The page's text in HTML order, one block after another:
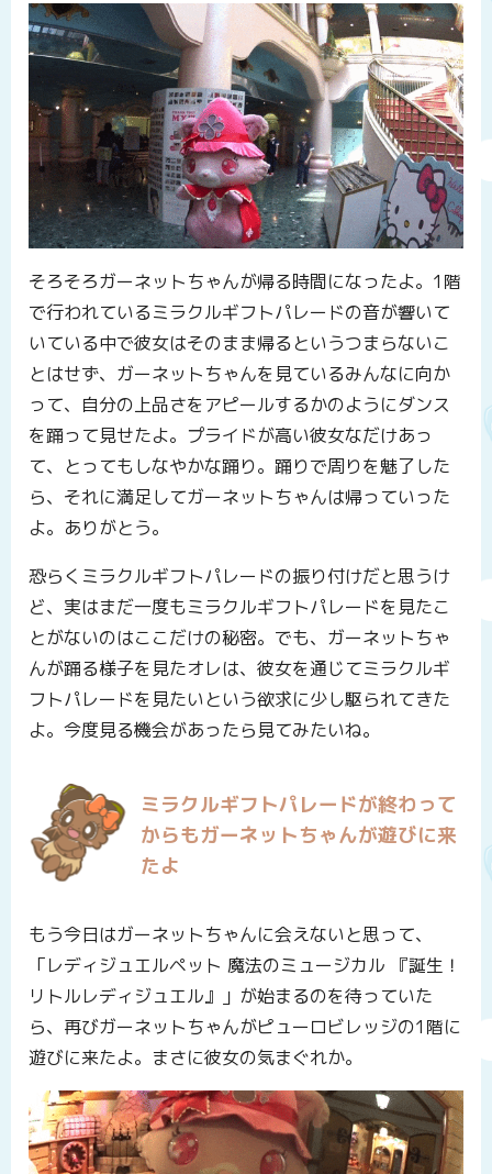
そろそろガーネットちゃんが帰る時間になったよ。1階
で行われているミラクルギフトパレードの音が響いて
いている中で彼女はそのまま帰るというつまらないこ
とはせず、ガーネットちゃんを見ているみんなに向か
って、自分の上品さをアピールするかのようにダンス
を踊って見せたよ。プライドが高い彼女なだけあっ
て、とってもしなやかな踊り。踊りで周りを魅了した
ら、それに満足してガーネットちゃんは帰っていった
よ。ありがとう。
恐らくミラクルギフトパレードの振り付けだと思うけ
ど、実はまだ一度もミラクルギフトパレードを見たこ
とがないのはここだけの秘密。でも、ガーネットちゃ
んが踊る様子を見たオレは、彼女を通じてミラクルギ
フトパレードを見たいという欲求に少し駆られてきた
よ。今度見る機会があったら見てみたいね。
ミラクルギフトパレードが終わって
からもガーネットちゃんが遊びに来
たよ
もう今日はガーネットちゃんに会えないと思って、
「レディジュエルペット 魔法のミュージカル 『誕生！
リトルレディジュエル』」が始まるのを待っていた
ら、再びガーネットちゃんがピューロビレッジの1階に
遊びに来たよ。まさに彼女の気まぐれか。